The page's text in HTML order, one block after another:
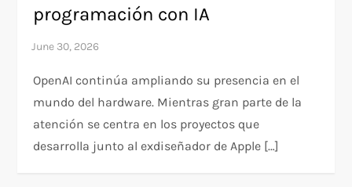
programación con IA
OpenAI continúa ampliando su presencia en el
mundo del hardware. Mientras gran parte de la
atención se centra en los proyectos que
desarrolla junto al exdiseñador de Apple […]